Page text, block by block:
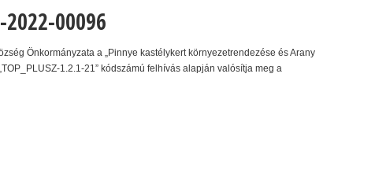
2022-00096
Önkormányzata a „Pinnye kastélykert környezetrendezése és Arany
1.2.1-21” kódszámú felhívás alapján valósítja meg a